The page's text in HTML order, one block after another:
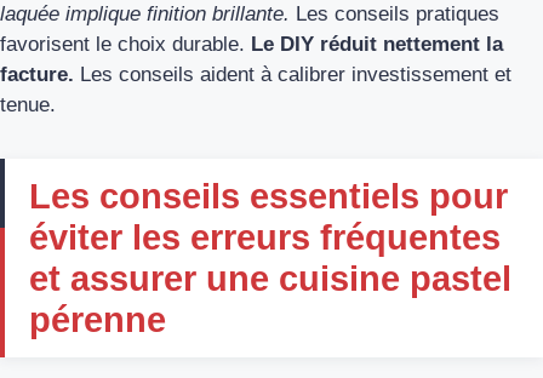
laquée implique finition brillante. Les conseils pratiques
favorisent le choix durable. Le DIY réduit nettement la
facture. Les conseils aident à calibrer investissement et
tenue.
Les conseils essentiels pour
éviter les erreurs fréquentes
et assurer une cuisine pastel
pérenne